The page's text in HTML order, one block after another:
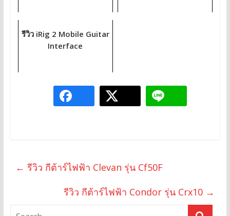
รีวิว iRig 2 Mobile Guitar
Interface
← รีวิว กีต้าร์ไฟฟ้า Clevan รุ่น Cf50F
รีวิว กีต้าร์ไฟฟ้า Condor รุ่น Crx10 →